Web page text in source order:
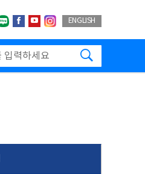
네이버블로그
페이스북
유투브인스타그랩
ENGLISH